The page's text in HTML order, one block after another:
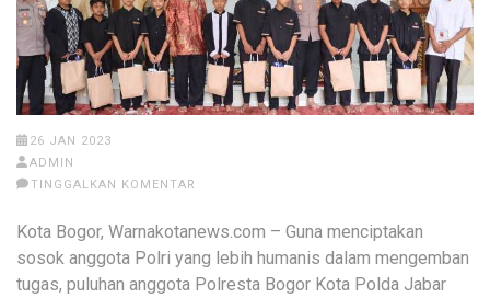
26 JAN 2023
ADMIN
TINGGALKAN KOMENTAR
Kota Bogor, Warnakotanews.com – Guna menciptakan
sosok anggota Polri yang lebih humanis dalam mengemban
tugas, puluhan anggota Polresta Bogor Kota Polda Jabar